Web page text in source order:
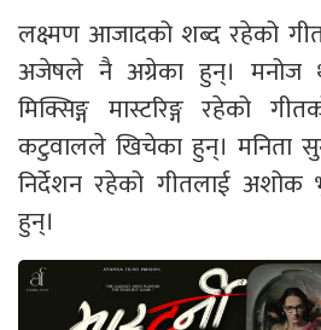
लक्ष्मण आजादको शब्द रहेको
अजेषले नै अग्रेका हुन्। मनोज
मिक्सिङ्ग मास्टरिङ्ग रहेको
कटुवालले खिचेका हुन्। मनिता
निर्देशन रहेको गीतलाई
हुन्।